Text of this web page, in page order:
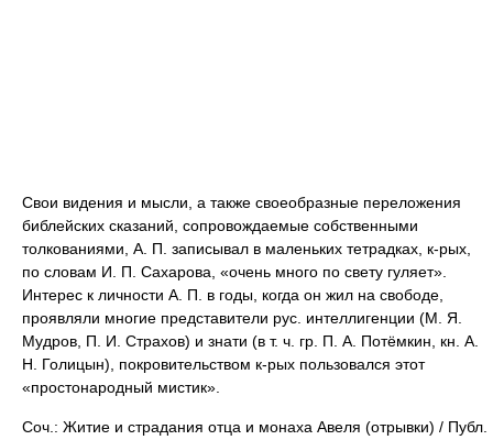
Свои видения и мысли, а также своеобразные переложения
библейских сказаний, сопровождаемые собственными
толкованиями, А. П. записывал в маленьких тетрадках, к-рых,
по словам И. П. Сахарова, «очень много по свету гуляет».
Интерес к личности А. П. в годы, когда он жил на свободе,
проявляли многие представители рус. интеллигенции (М. Я.
Мудров, П. И. Страхов) и знати (в т. ч. гр. П. А. Потёмкин, кн. А.
Н. Голицын), покровительством к-рых пользовался этот
«простонародный мистик».
Соч.: Житие и страдания отца и монаха Авеля (отрывки) / Публ.